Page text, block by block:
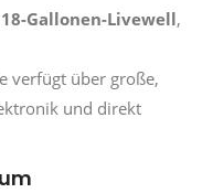
18-Gallonen-Livewell,
verfügt über große,
und direkt